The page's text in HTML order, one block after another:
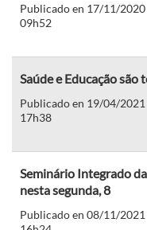
Publicado en 17/11/
09h52
Saúde e Educação
Publicado en 19/04/
17h38
Seminário Integrado
nesta segunda, 8
Publicado en 08/11/